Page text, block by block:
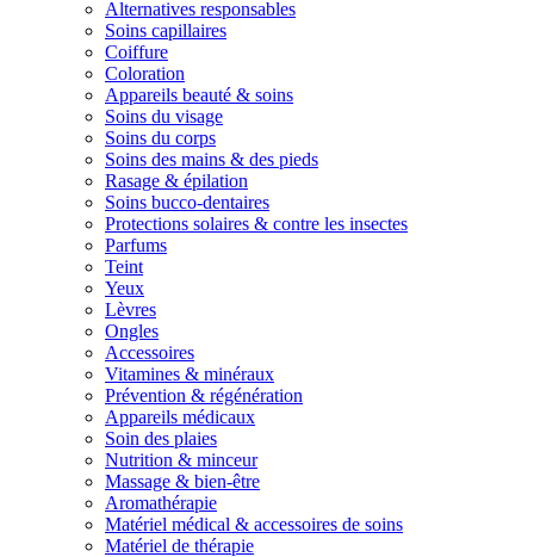
Alternatives responsables
Soins capillaires
Coiffure
Coloration
Appareils beauté & soins
Soins du visage
Soins du corps
Soins des mains & des pieds
Rasage & épilation
Soins bucco-dentaires
Protections solaires & contre les insectes
Parfums
Teint
Yeux
Lèvres
Ongles
Accessoires
Vitamines & minéraux
Prévention & régénération
Appareils médicaux
Soin des plaies
Nutrition & minceur
Massage & bien-être
Aromathérapie
Matériel médical & accessoires de soins
Matériel de thérapie